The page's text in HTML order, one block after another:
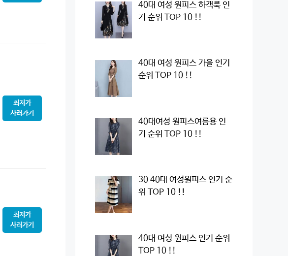
최저가
사러가기
최저가
사러가기
40대 여성 원피스 하객룩 인
기 순위 TOP 10 !!
40대 여성 원피스 가을 인기
순위 TOP 10 !!
40대여성 원피스여름용 인
기 순위 TOP 10 !!
30 40대 여성원피스 인기 순
위 TOP 10 !!
40대 여성 원피스 인기 순위
TOP 10 !!